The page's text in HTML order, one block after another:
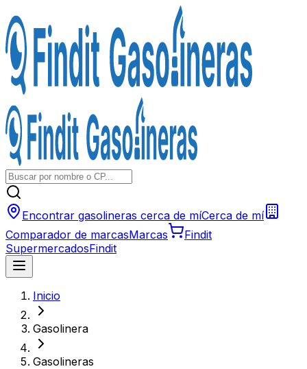
Encontrar gasolineras cerca de míCerca de mí
Comparador de marcasMarcas
Findit
SupermercadosFindit
Inicio
Gasolinera
Gasolineras